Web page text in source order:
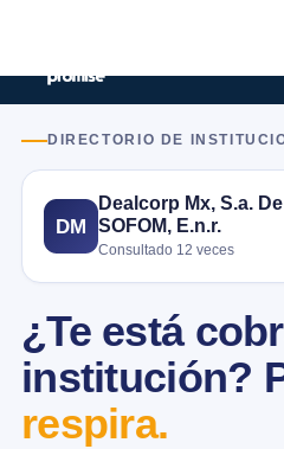
DIRECTORIO DE
DM
Dealcorp Mx, S.a.
SOFOM, E.n.r.
Consultado 12 veces
¿Te está
institución?
respira.